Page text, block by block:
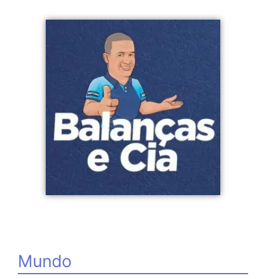
Mundo